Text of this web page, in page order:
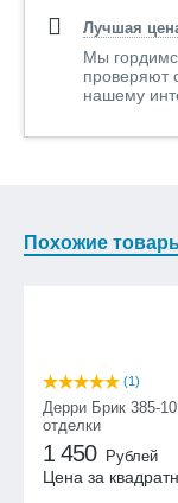
Лучшая
Мы
проверяют
нашему
Похожие
(1)
Дерри Брик 385-
отделки
1 450 Рублей
Цена за